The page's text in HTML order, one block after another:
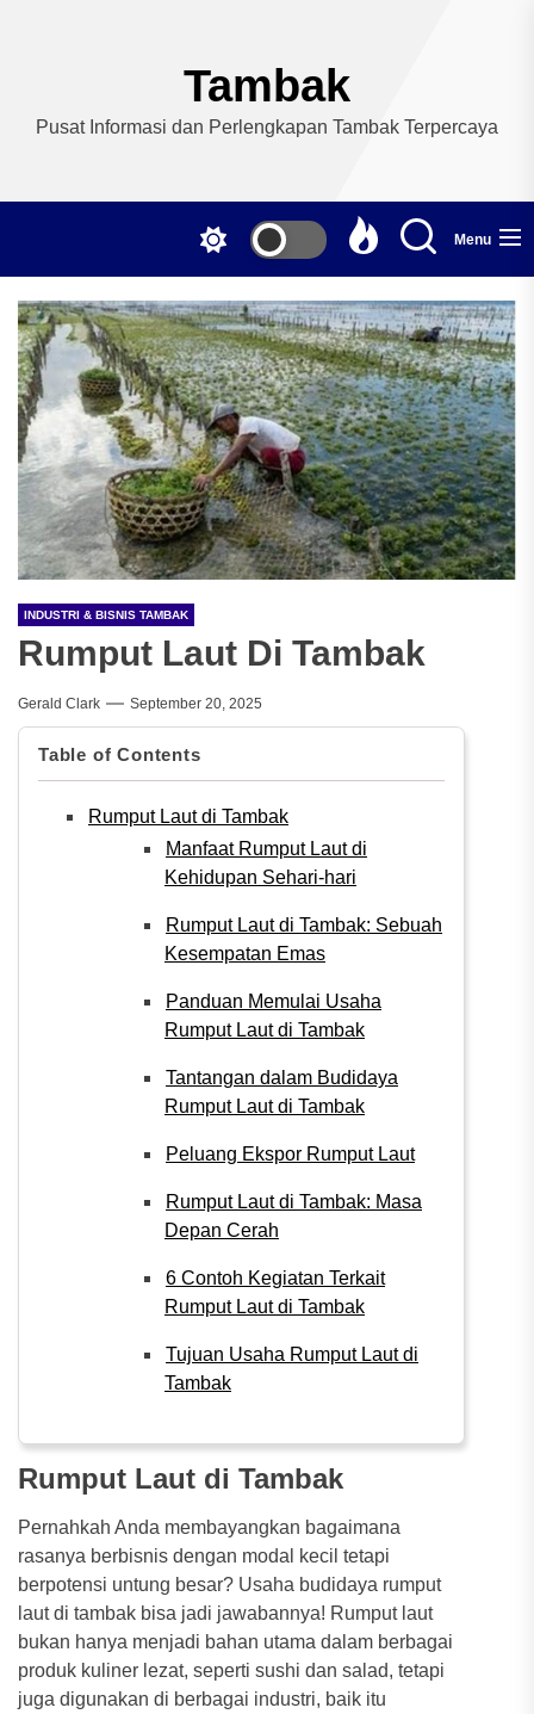
Tambak
Pusat Informasi dan Perlengkapan Tambak Terpercaya
Menu
INDUSTRI & BISNIS TAMBAK
Rumput Laut Di Tambak
Gerald Clark September 20, 2025
Table of Contents
Rumput Laut di Tambak
Manfaat Rumput Laut di
Kehidupan Sehari-hari
Rumput Laut di Tambak: Sebuah
Kesempatan Emas
Panduan Memulai Usaha
Rumput Laut di Tambak
Tantangan dalam Budidaya
Rumput Laut di Tambak
Peluang Ekspor Rumput Laut
Rumput Laut di Tambak: Masa
Depan Cerah
6 Contoh Kegiatan Terkait
Rumput Laut di Tambak
Tujuan Usaha Rumput Laut di
Tambak
Rumput Laut di Tambak
Pernahkah Anda membayangkan bagaimana
rasanya berbisnis dengan modal kecil tetapi
berpotensi untung besar? Usaha budidaya rumput
laut di tambak bisa jadi jawabannya! Rumput laut
bukan hanya menjadi bahan utama dalam berbagai
produk kuliner lezat, seperti sushi dan salad, tetapi
juga digunakan di berbagai industri, baik itu